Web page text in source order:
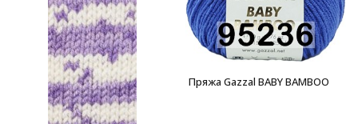
Пряжа Gazzal BABY BAMBOO